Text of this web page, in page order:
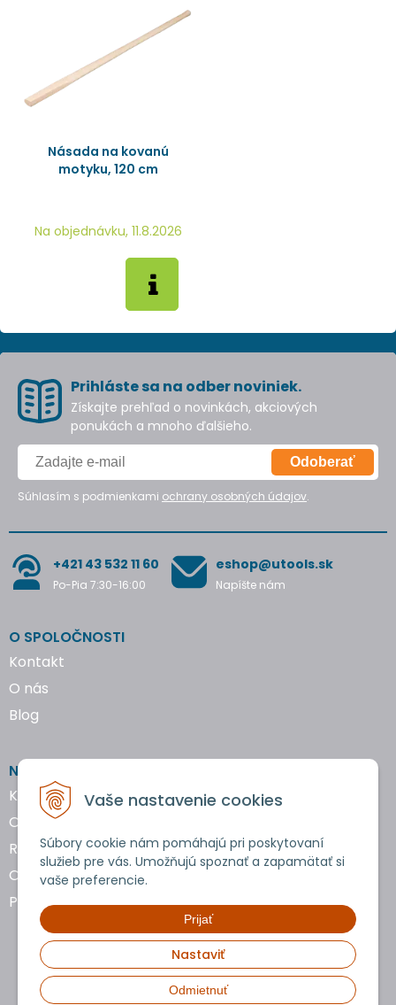
Vaše nastavenie cookies
Súbory cookie nám pomáhajú pri poskytovaní
služieb pre vás. Umožňujú spoznať a zapamätať si
vaše preferencie.
Prijať
Nastaviť
Odmietnuť
Násada na kovanú
motyku, 120 cm
Na objednávku, 11.8.2026
Prihláste sa na odber noviniek.
Získajte prehľad o novinkách, akciových
ponukách a mnoho ďalšieho.
Odoberať
Súhlasím s podmienkami ochrany osobných údajov.
+421 43 532 11 60
Po-Pia 7:30-16:00
eshop@utools.sk
Napíšte nám
O SPOLOČNOSTI
Kontakt
O nás
Blog
NAKUPOVANIE
Katalógy náradia
Obchodné podmienky
Reklamácie a vrátenie tovaru
Ochrana osobných údajov
Používanie cookies